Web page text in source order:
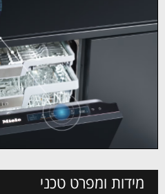
מידות ומפרט טכני